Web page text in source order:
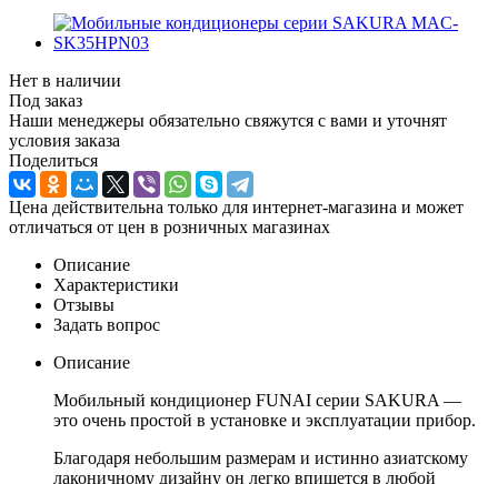
Нет в наличии
Под заказ
Наши менеджеры обязательно свяжутся с вами и уточнят
условия заказа
Поделиться
Цена действительна только для интернет-магазина и может
отличаться от цен в розничных магазинах
Описание
Характеристики
Отзывы
Задать вопрос
Описание
Мобильный кондиционер FUNAI серии SAKURA —
это очень простой в установке и эксплуатации прибор.
Благодаря небольшим размерам и истинно азиатскому
лаконичному дизайну он легко впишется в любой